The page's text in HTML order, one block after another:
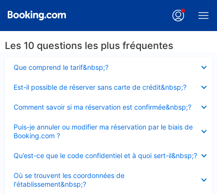
Les 10 questions les plus fréquentes
Que comprend le tarif&nbsp;?
fermé
Est-il possible de réserver sans carte de crédit&nbsp;?
fermé
Comment savoir si ma réservation est confirmée&nbsp;?
fermé
Puis-je annuler ou modifier ma réservation par le biais de
Booking.com ?
fermé
Qu’est-ce que le code confidentiel et à quoi sert-il&nbsp;?
fermé
Où se trouvent les coordonnées de
l'établissement&nbsp;?
fermé